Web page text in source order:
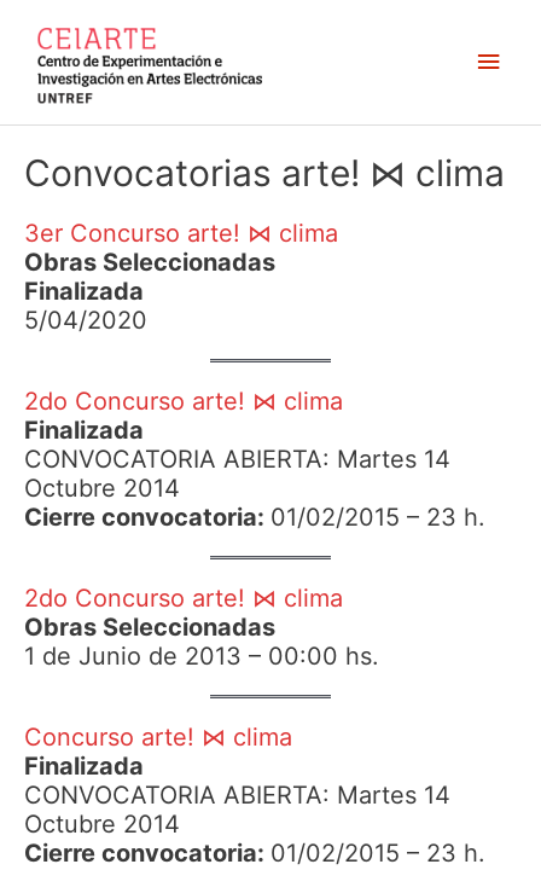
contenido
Convocatorias arte! ⋈ clima
3er Concurso arte! ⋈ clima
Obras Seleccionadas
Finalizada
5/04/2020
2do Concurso arte! ⋈ clima
Finalizada
CONVOCATORIA ABIERTA: Martes 14
Octubre 2014
Cierre convocatoria: 01/02/2015 – 23 h.
2do Concurso arte! ⋈ clima
Obras Seleccionadas
1 de Junio de 2013 – 00:00 hs.
Concurso arte! ⋈ clima
Finalizada
CONVOCATORIA ABIERTA: Martes 14
Octubre 2014
Cierre convocatoria: 01/02/2015 – 23 h.